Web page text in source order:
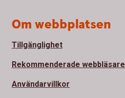
Om webbplatsen
Tillgänglighet
Rekommenderade webbläsare
Användarvillkor